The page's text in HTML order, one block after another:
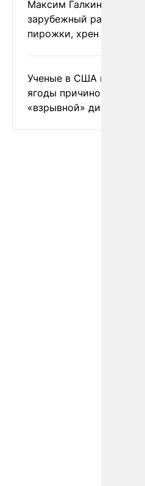
Максим Галкин
зарубежный райдер
пирожки, хрен и морс
Ученые в США назвали
ягоды причиной
«взрывной» диареи